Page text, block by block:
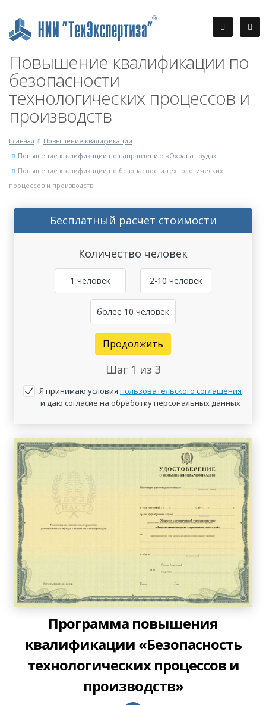
Повышение квалификации по
безопасности
технологических процессов и
производств
Главная
Повышение квалификации
Повышение квалификации по направлению «Охрана труда»
Повышение квалификации по безопасности технологических
процессов и производств
Бесплатный расчет стоимости
Количество человек
1 человек 2-10 человек
более 10 человек
Продолжить
Шаг 1 из 3
Я принимаю условия пользовательского соглашения
и даю согласие на обработку персональных данных
Программа повышения
квалификации «Безопасность
технологических процессов и
производств»